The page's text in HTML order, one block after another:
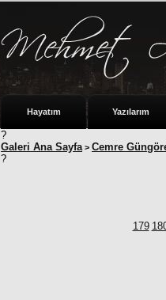
Hayatım Yazılarım
?
Galeri Ana Sayfa > Cemre
?
179